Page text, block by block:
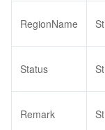
RegionName
Status
Remark